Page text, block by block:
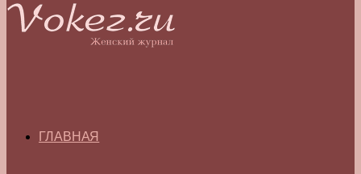
ГЛАВНАЯ